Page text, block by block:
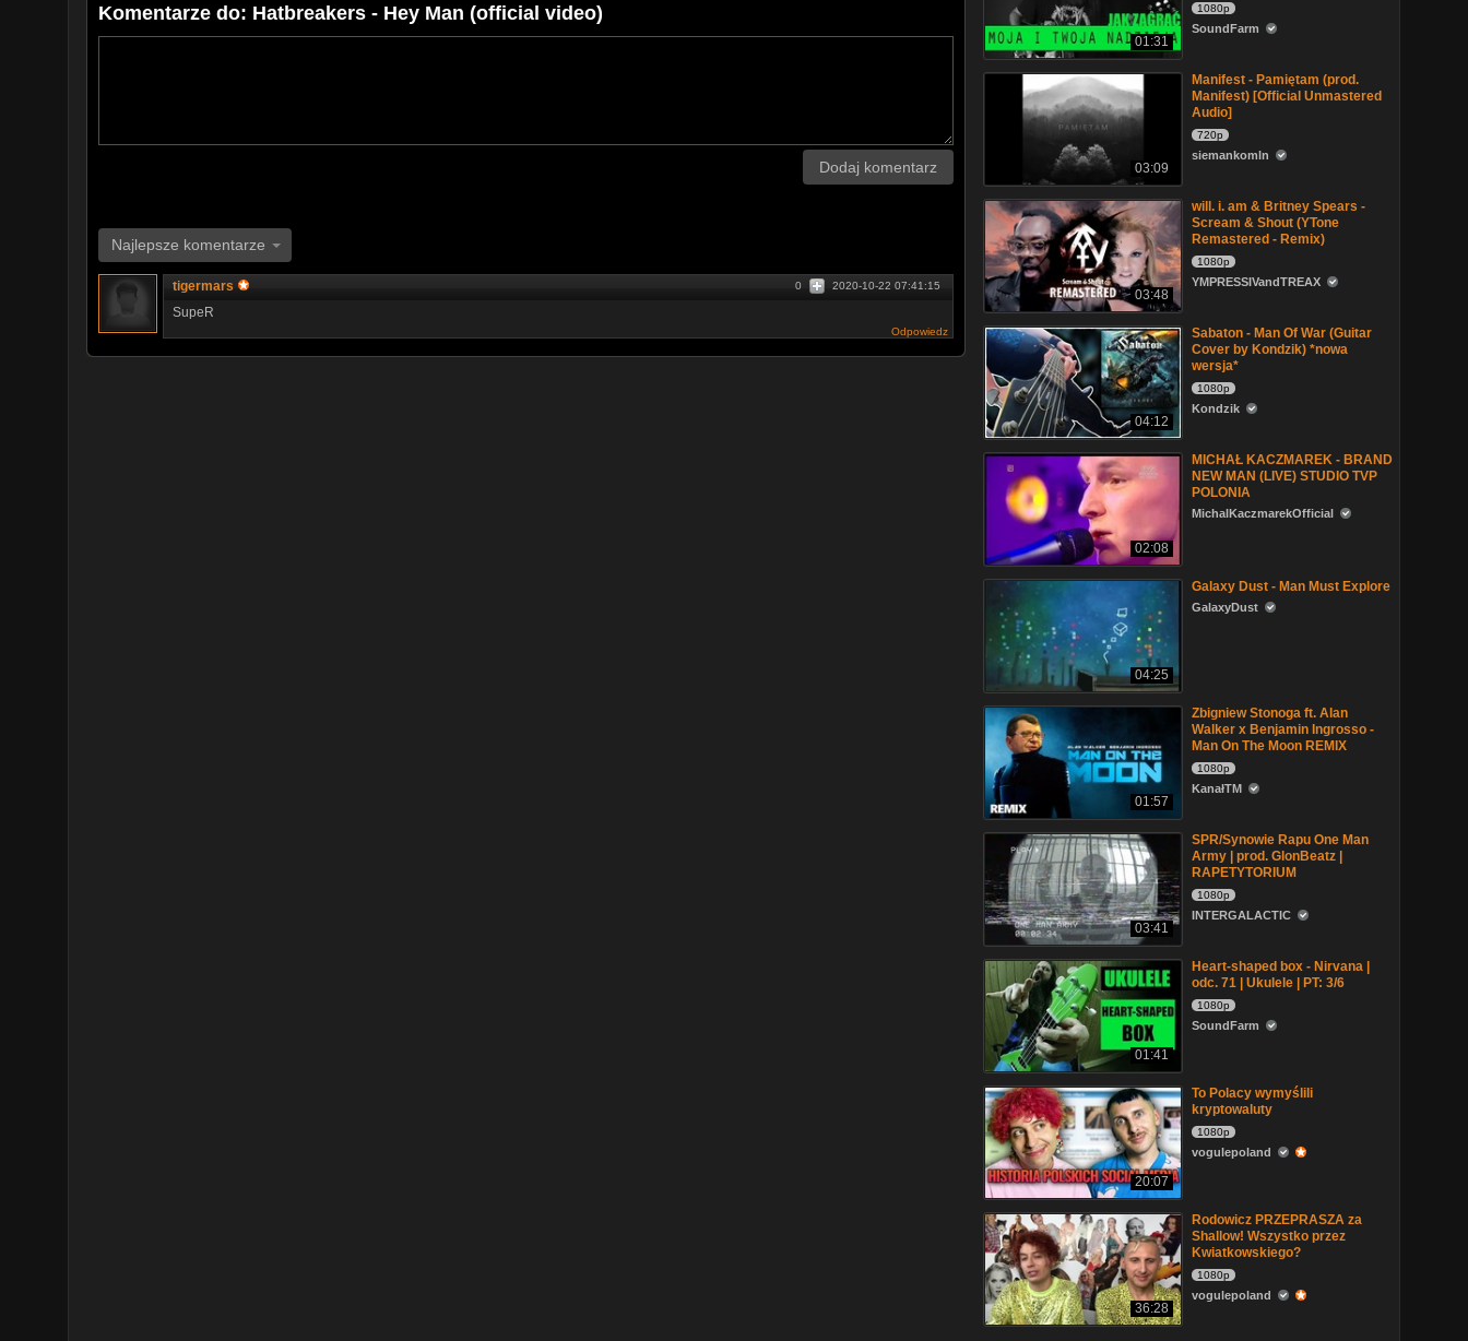
Komentarze do: Hatbreakers - Hey Man (official video)
Dodaj komentarz
Najlepsze komentarze
tigermars 2020-10-22 07:41:15
0
SupeR
Odpowiedz
01:31
1080p
SoundFarm
03:09
Manifest - Pamiętam (prod.
Manifest) [Official Unmastered
Audio]
720p
siemankomln
03:48
will. i. am & Britney Spears -
Scream & Shout (YTone
Remastered - Remix)
1080p
YMPRESSIVandTREAX
04:12
Sabaton - Man Of War (Guitar
Cover by Kondzik) *nowa
wersja*
1080p
Kondzik
02:08
MICHAŁ KACZMAREK - BRAND
NEW MAN (LIVE) STUDIO TVP
POLONIA
MichalKaczmarekOfficial
04:25
Galaxy Dust - Man Must Explore
GalaxyDust
01:57
Zbigniew Stonoga ft. Alan
Walker x Benjamin Ingrosso -
Man On The Moon REMIX
1080p
KanałTM
03:41
SPR/Synowie Rapu One Man
Army | prod. GlonBeatz |
RAPETYTORIUM
1080p
INTERGALACTIC
01:41
Heart-shaped box - Nirvana |
odc. 71 | Ukulele | PT: 3/6
1080p
SoundFarm
20:07
To Polacy wymyślili
kryptowaluty
1080p
vogulepoland
36:28
Rodowicz PRZEPRASZA za
Shallow! Wszystko przez
Kwiatkowskiego?
1080p
vogulepoland